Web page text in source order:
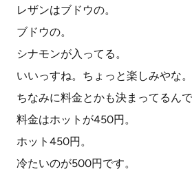
レザンはブドウの。
ブドウの。
シナモンが入ってる。
いいっすね。ちょっと楽しみやな。
ちなみに料金とかも決まってるん
料金はホットが450円。
ホット450円。
冷たいのが500円です。